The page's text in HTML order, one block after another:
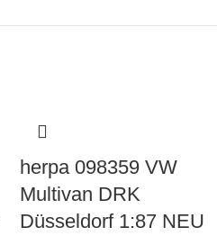
herpa 098359 VW
Multivan DRK
Düsseldorf 1:87 NEU